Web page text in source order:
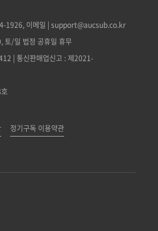
시합니다.
제에관한법률”,
및정보보호등에관한법률(이하
관련법을 위배하지 않는 범위에서 이
니다.
할 경우에는 적용일자 및
현행약관과 함께 제1항의 방식에 따라
에게 불리한 약관의 개정의 경우에는
으로 본다는 뜻을 명확하게 공지 또는
으로 개인정보를 처리합니다.
공
원사항 확인, 사실조사를 위한 연락·통지,
으로 개인정보를 처리합니다.
활용
및 맞춤 서비스 제공, 이벤트 및 광고성
스의 유효성 확인, 접속빈도 파악 또는
한 통계 등을 목적으로 개인정보를
비밀번호, 생년월일, 전화번호,
1926, 이메일 | support@aucsub.co.kr
토/일 법정 공휴일 휴무
| 통신판매업신고 : 제2021-
정기구독 이용약관